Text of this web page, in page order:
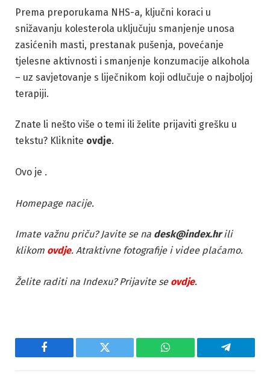
Prema preporukama NHS-a, ključni koraci u
snižavanju kolesterola uključuju smanjenje unosa
zasićenih masti, prestanak pušenja, povećanje
tjelesne aktivnosti i smanjenje konzumacije alkohola
– uz savjetovanje s liječnikom koji odlučuje o najboljoj
terapiji.
Znate li nešto više o temi ili želite prijaviti grešku u
tekstu? Kliknite ovdje.
Ovo je .
Homepage nacije.
Imate važnu priču? Javite se na desk@index.hrili
klikom ovdje. Atraktivne fotografije i videe plaćamo.
Želite raditi na Indexu? Prijavite se ovdje.
Facebook Twitter WhatsApp Telegram